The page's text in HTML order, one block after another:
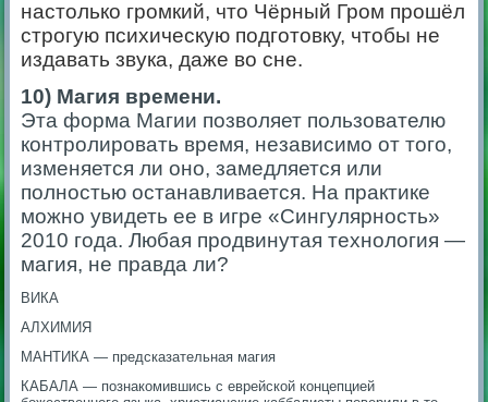
настолько громкий, что Чёрный Гром прошёл
строгую психическую подготовку, чтобы не
издавать звука, даже во сне.
10) Магия времени.
Эта форма Магии позволяет пользователю
контролировать время, независимо от того,
изменяется ли оно, замедляется или
полностью останавливается. На практике
можно увидеть ее в игре «Сингулярность»
2010 года. Любая продвинутая технология —
магия, не правда ли?
ВИКА
АЛХИМИЯ
МАНТИКА — предсказательная магия
КАБАЛА — познакомившись с еврейской концепцией